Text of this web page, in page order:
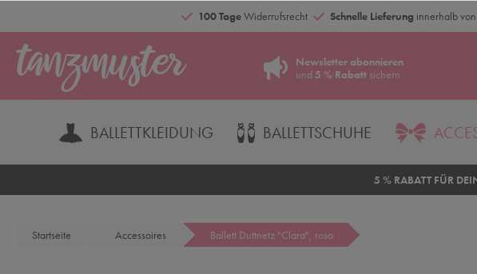
100 TageWiderrufsrecht Schnelle Lieferung innerhalb
Newsletter abonnieren
und 5 % Rabattsichern
BALLETTKLEIDUNG BALLETTSCHUHE
5 % RABATT FÜR
Startseite Accessoires Ballett Duttnetz "Clara", rosa